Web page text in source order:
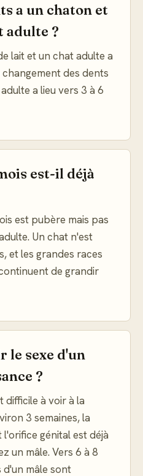
a un chaton et
adulte ?
lait et un chat adulte a
des dents
a lieu vers 3 à 6
est-il déjà
est pubère mais pas
Un chat n'est
et les grandes races
de grandir
le sexe d'un
?
difficile à voir à la
3 semaines, la
génital est déjà
un mâle. Vers 6 à 8
d'un mâle sont